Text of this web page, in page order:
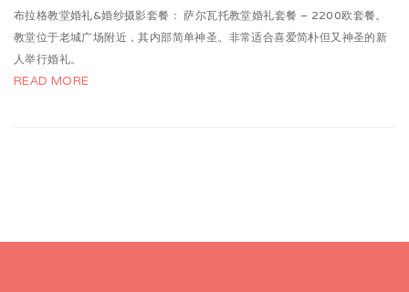
布拉格教堂婚礼&婚纱摄影套餐： 萨尔瓦托教堂婚礼套餐 – 2200欧套餐。
教堂位于老城广场附近，其内部简单神圣。非常适合喜爱简朴但又神圣的新
人举行婚礼。
READ MORE